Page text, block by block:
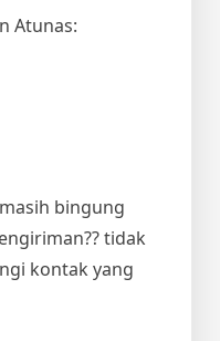
Atunas:
bingung
tidak
kontak yang